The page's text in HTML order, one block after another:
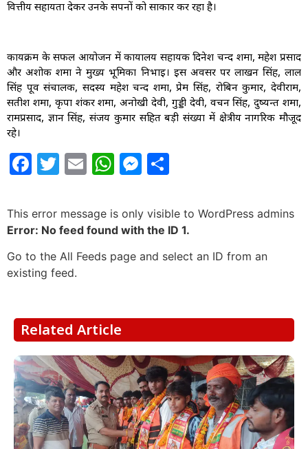
वित्तीय सहायता देकर उनके सपनों को साकार कर रहा है।
कार्यक्रम के सफल आयोजन में कार्यालय सहायक दिनेश चन्द शर्मा, महेश प्रसाद
और अशोक शर्मा ने मुख्य भूमिका निभाई। इस अवसर पर लाखन सिंह, लाल
सिंह पूर्व संचालक, सदस्य महेश चन्द शर्मा, प्रेम सिंह, रोबिन कुमार, देवीराम,
सतीश शर्मा, कृपा शंकर शर्मा, अनोखी देवी, गुड्डी देवी, वचन सिंह, दुष्यन्त शर्मा,
रामप्रसाद, ज्ञान सिंह, संजय कुमार सहित बड़ी संख्या में क्षेत्रीय नागरिक मौजूद
रहे।
Facebook
Twitter
EmailWhatsApp
Messenger
This error message is only visible to WordPress admins
Error: No feed found with the ID 1.
Go to the All Feeds page and select an ID from an
existing feed.
Related Article